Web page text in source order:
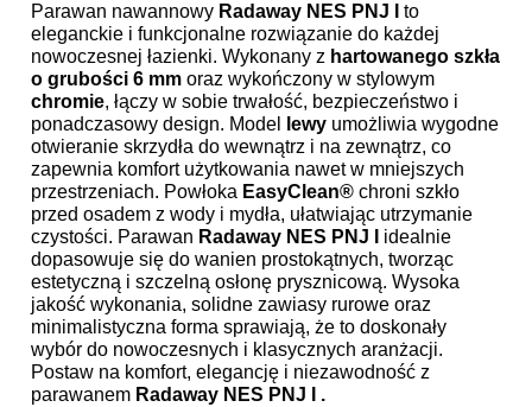
Parawan nawannowy Radaway NES PNJ I to
eleganckie i funkcjonalne rozwiązanie do każdej
nowoczesnej łazienki. Wykonany z hartowanego szkła
o grubości 6 mm oraz wykończony w stylowym
chromie, łączy w sobie trwałość, bezpieczeństwo i
ponadczasowy design. Model
lewy umożliwia wygodne
otwieranie skrzydła do wewnątrz i na zewnątrz, co
zapewnia komfort użytkowania nawet w mniejszych
przestrzeniach. Powłoka EasyClean® chroni szkło
przed osadem z wody i mydła, ułatwiając utrzymanie
czystości. Parawan Radaway NES PNJ I
idealnie
dopasowuje się do wanien prostokątnych, tworząc
estetyczną i szczelną osłonę prysznicową. Wysoka
jakość wykonania, solidne zawiasy rurowe oraz
minimalistyczna forma sprawiają, że to doskonały
wybór do nowoczesnych i klasycznych aranżacji.
Postaw na komfort, elegancję i niezawodność z
parawanem Radaway NES PNJ I .